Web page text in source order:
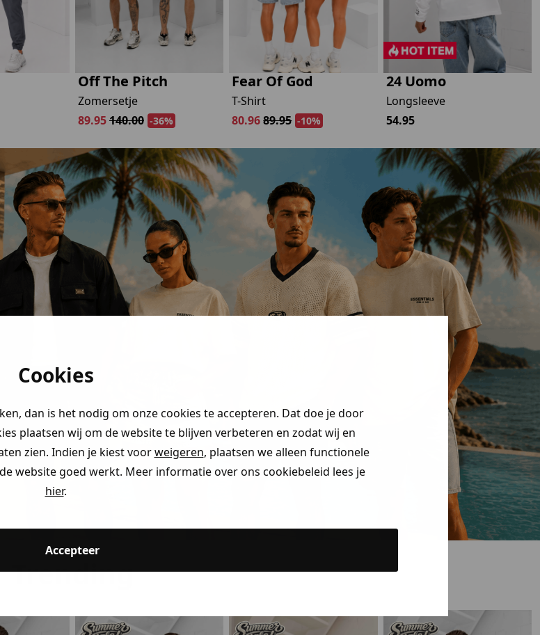
Cookies
dan is het nodig om onze cookies te accepteren. Dat doe je door
plaatsen wij om de website te blijven verbeteren en zodat wij en
zien. Indien je kiest voorweigeren, plaatsen we alleen functionele
website goed werkt. Meer informatie over ons cookiebeleid lees je
hier.
Accepteer
Off The Pitch
Zomersetje
89.95140.00 -36%
Fear Of God
T-Shirt
80.9689.95 -10%
24 Uomo
Longsleeve
54.95
Trending